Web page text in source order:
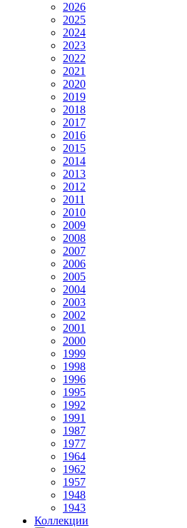
2026
2025
2024
2023
2022
2021
2020
2019
2018
2017
2016
2015
2014
2013
2012
2011
2010
2009
2008
2007
2006
2005
2004
2003
2002
2001
2000
1999
1998
1996
1995
1992
1991
1987
1977
1964
1962
1957
1948
1943
Коллекции